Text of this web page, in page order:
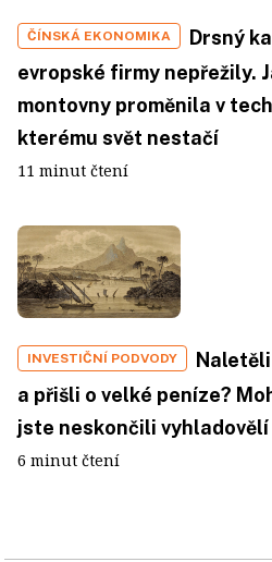
ČÍNSKÁ EKONOMIKA
Drsný
evropské firmy nepřežily.
montovny proměnila v
kterému svět nestačí
11 minut čtení
INVESTIČNÍ PODVODY
a přišli o velké peníze?
jste neskončili vyhladovělí
6 minut čtení